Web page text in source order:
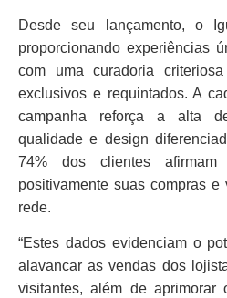
Desde seu lançamento, o
proporcionando experiências
com uma curadoria
exclusivos e requintados. A
campanha reforça a alta
qualidade e design
74% dos clientes
positivamente suas compras
rede.
“Estes dados evidenciam o
alavancar as vendas dos
visitantes, além de aprimorar